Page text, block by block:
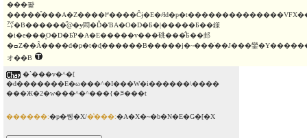
���퍑
�����̎���A�Z����߂����Ĉɉ�E�҂Ɨd�p�t��������������VFX���
㌀�B������̋@�ɏ悶�Ď�ƁA�O�D�Ƃ�|�����Ƃ��鏼
�i�e���͎O�D�Ƃ̕P�A�E�����v���䂪���̂Ƃ��邽
�ߛZ��Â����d�p�t�ɖ������B�����j�~���ׂ��J���鑾�Y�������
オ��B
�`���v�^�[
�d�������E�ω���^�I���W�i������\����
���Ж�2�w���^�^���{�ꎚ���t
������:�p�쏑�X/�̔���:�A�X�~�b�N�E�G�[�X